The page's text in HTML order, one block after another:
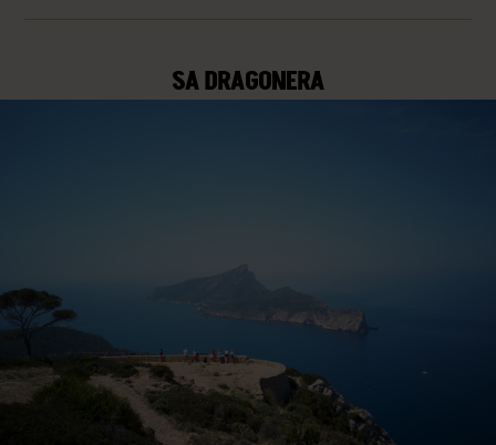
SA DRAGONERA